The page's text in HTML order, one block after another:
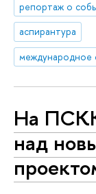
репортаж о
аспирантура
международное
На
над